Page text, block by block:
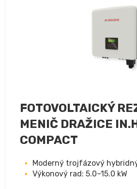
FOTOVOLTAICKÝ
MENIČ DRAŽICE
COMPACT
Moderný trojfázový
Výkonový rad: 5.0–15.0 kW